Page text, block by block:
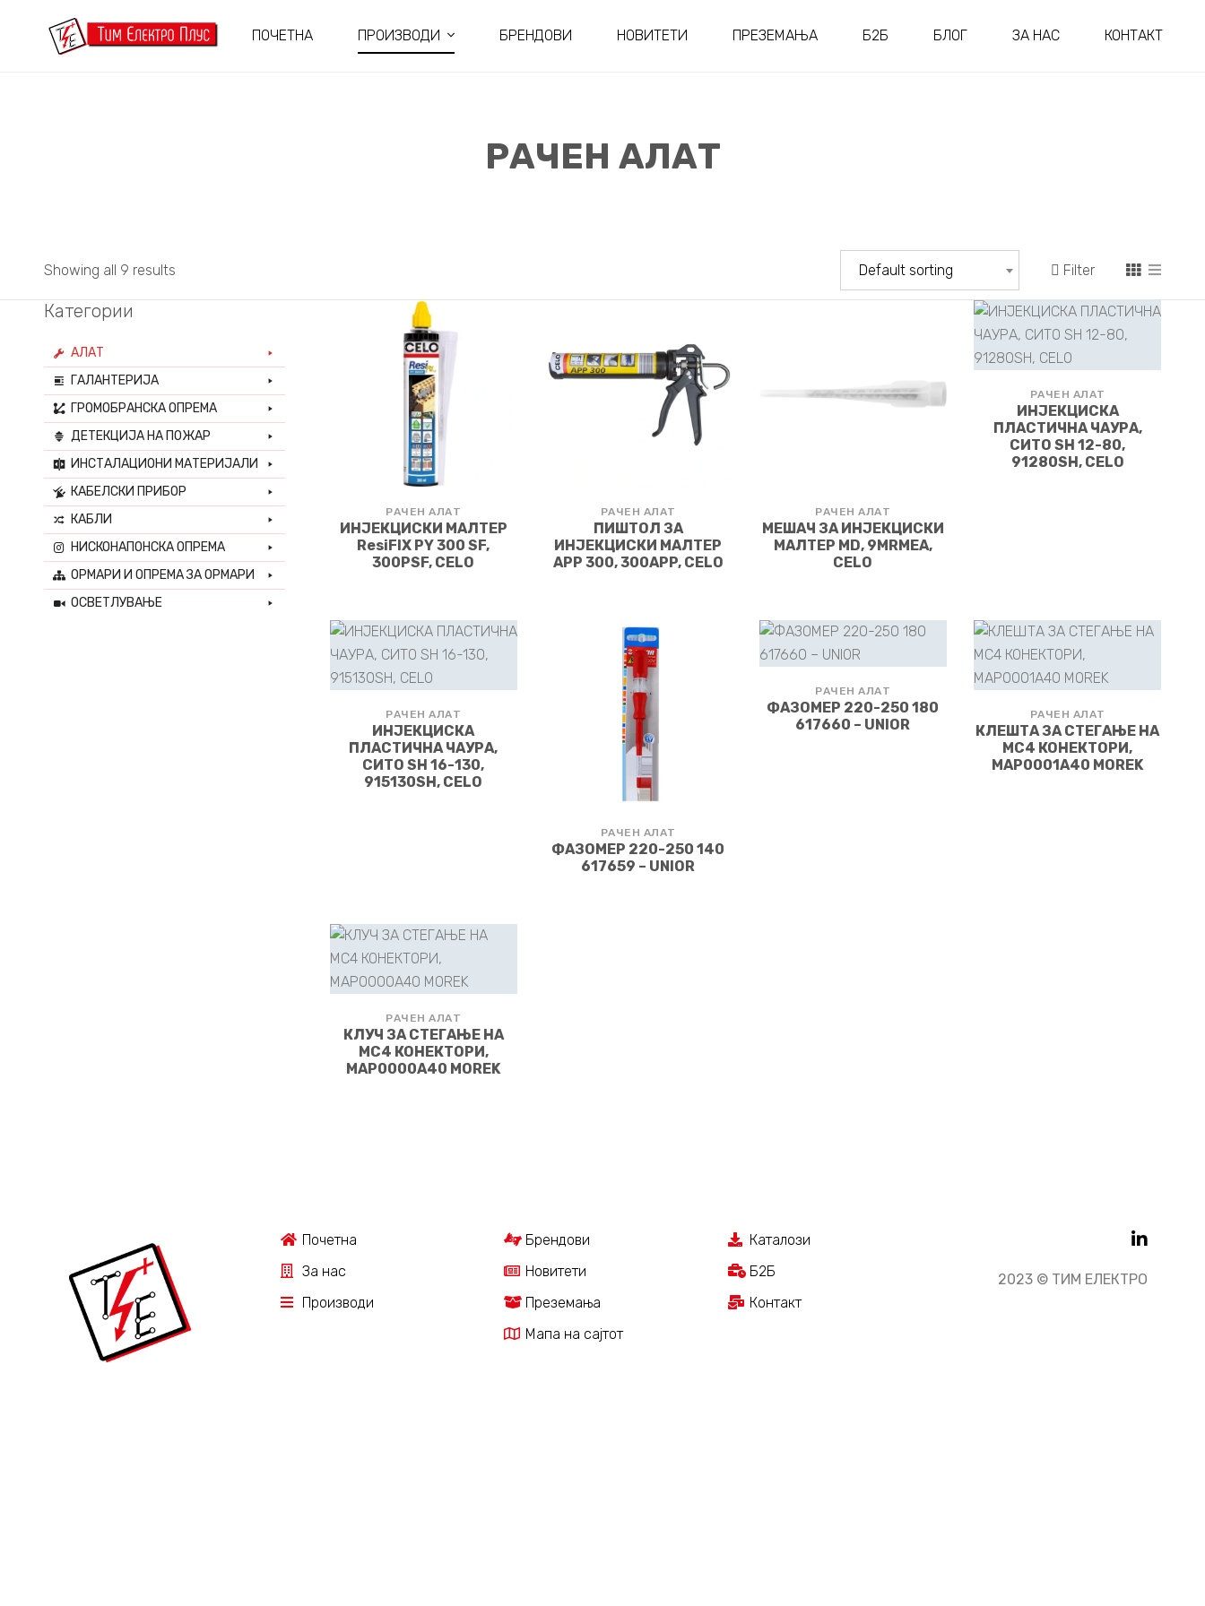
ПОЧЕТНА ПРОИЗВОДИ БРЕНДОВИ НОВИТЕТИ ПРЕЗЕМАЊА Б2Б БЛОГ ЗА НАС КОНТАКТ
РАЧЕН АЛАТ
Showing all 9 results Default sorting Filter
РАЧЕН АЛАТ
ИНЈЕКЦИСКИ МАЛТЕР
ResiFIX PY 300 SF,
300PSF, CELO
РАЧЕН АЛАТ
ПИШТОЛ ЗА
ИНЈЕКЦИСКИ МАЛТЕР
APP 300, 300APP, CELO
РАЧЕН АЛАТ
МЕШАЧ ЗА ИНЈЕКЦИСКИ
МАЛТЕР MD, 9MRMEA,
CELO
РАЧЕН АЛАТ
ИНЈЕКЦИСКА
ПЛАСТИЧНА ЧАУРА,
СИТО SH 12-80,
91280SH, CELO
РАЧЕН АЛАТ
ИНЈЕКЦИСКА
ПЛАСТИЧНА ЧАУРА,
СИТО SH 16-130,
915130SH, CELO
РАЧЕН АЛАТ
ФАЗОМЕР 220-250 140
617659 – UNIOR
РАЧЕН АЛАТ
ФАЗОМЕР 220-250 180
617660 – UNIOR
РАЧЕН АЛАТ
КЛЕШТА ЗА СТЕГАЊЕ НА
MC4 КОНЕКТОРИ,
MAP0001A40 MOREK
РАЧЕН АЛАТ
КЛУЧ ЗА СТЕГАЊЕ НА
MC4 КОНЕКТОРИ,
MAP0000A40 MOREK
Категории
АЛАТ
ГАЛАНТЕРИЈА
ГРОМОБРАНСКА ОПРЕМА
ДЕТЕКЦИЈА НА ПОЖАР
ИНСТАЛАЦИОНИ МАТЕРИЈАЛИ
КАБЕЛСКИ ПРИБОР
КАБЛИ
НИСКОНАПОНСКА ОПРЕМА
ОРМАРИ И ОПРЕМА ЗА ОРМАРИ
ОСВЕТЛУВАЊЕ
Почетна
За нас
Производи
Брендови
Новитети
Преземања
Мапа на сајтот
Каталози
Б2Б
Контакт
2023 © ТИМ ЕЛЕКТРО